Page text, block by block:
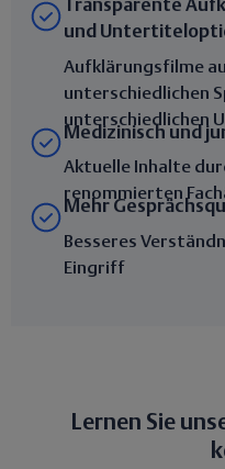
Transparente
und
Aufklärungsfilme
unterschiedlichen
unterschiedlichen
Medizinisch und
Aktuelle Inhalte
renommierten
Mehr
Besseres
Eingriff
Lernen Sie